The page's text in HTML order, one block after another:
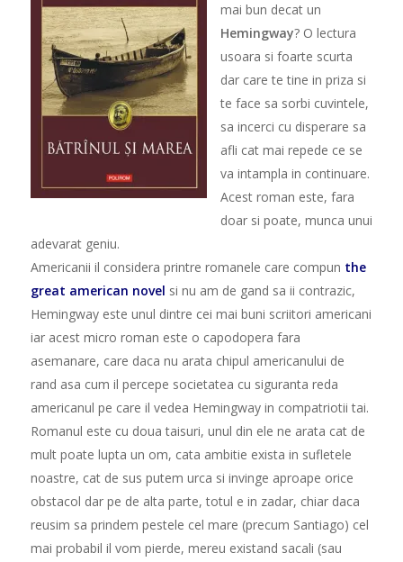
mai bun decat un
Hemingway? O lectura
usoara si foarte scurta
dar care te tine in priza si
te face sa sorbi cuvintele,
sa incerci cu disperare sa
afli cat mai repede ce se
va intampla in continuare.
Acest roman este, fara
doar si poate, munca unui
adevarat geniu.
Americanii il considera printre romanele care compun the
great american novel si nu am de gand sa ii contrazic,
Hemingway este unul dintre cei mai buni scriitori americani
iar acest micro roman este o capodopera fara
asemanare, care daca nu arata chipul americanului de
rand asa cum il percepe societatea cu siguranta reda
americanul pe care il vedea Hemingway in compatriotii tai.
Romanul este cu doua taisuri, unul din ele ne arata cat de
mult poate lupta un om, cata ambitie exista in sufletele
noastre, cat de sus putem urca si invinge aproape orice
obstacol dar pe de alta parte, totul e in zadar, chiar daca
reusim sa prindem pestele cel mare (precum Santiago) cel
mai probabil il vom pierde, mereu existand sacali (sau